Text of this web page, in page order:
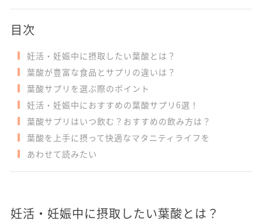
目次
妊活・妊娠中に摂取したい葉酸とは？
葉酸が豊富な食品とサプリの違いは？
葉酸サプリを選ぶ際のポイント
妊活・妊娠中におすすめの葉酸サプリ6選！
葉酸サプリはいつ飲む？おすすめの飲み方は？
葉酸を上手に摂って快適なマタニティライフを
あわせて読みたい
妊活・妊娠中に摂取したい葉酸とは？